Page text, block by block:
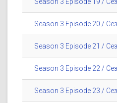
Season 3 Episode 19 /
Season 3 Episode 20 /
Season 3 Episode 21 /
Season 3 Episode 22 /
Season 3 Episode 23 /